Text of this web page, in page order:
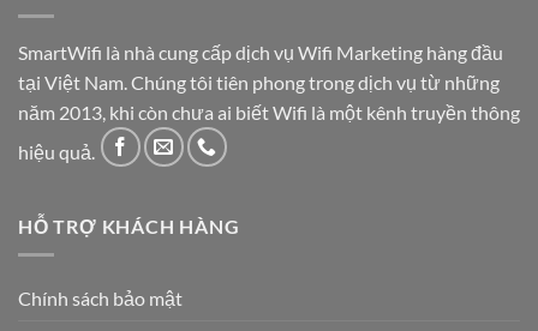
SmartWifi là nhà cung cấp dịch vụ Wifi Marketing hàng đầu
tại Việt Nam. Chúng tôi tiên phong trong dịch vụ từ những
năm 2013, khi còn chưa ai biết Wifi là một kênh truyền thông
hiệu quả.
HỖ TRỢ KHÁCH HÀNG
Chính sách bảo mật